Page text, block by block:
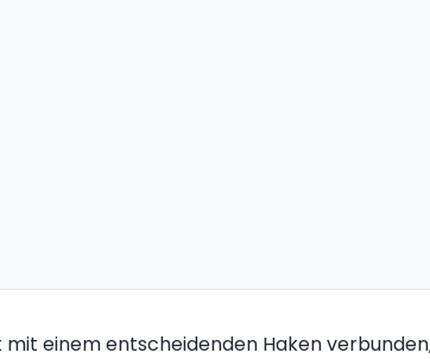
einem entscheidenden Haken